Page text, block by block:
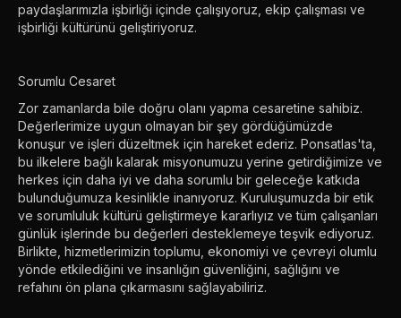
paydaşlarımızla işbirliği içinde çalışıyoruz, ekip çalışması ve
işbirliği kültürünü geliştiriyoruz.
Sorumlu Cesaret
Zor zamanlarda bile doğru olanı yapma cesaretine sahibiz.
Değerlerimize uygun olmayan bir şey gördüğümüzde
konuşur ve işleri düzeltmek için hareket ederiz. Ponsatlas'ta,
bu ilkelere bağlı kalarak misyonumuzu yerine getirdiğimize ve
herkes için daha iyi ve daha sorumlu bir geleceğe katkıda
bulunduğumuza kesinlikle inanıyoruz. Kuruluşumuzda bir etik
ve sorumluluk kültürü geliştirmeye kararlıyız ve tüm çalışanları
günlük işlerinde bu değerleri desteklemeye teşvik ediyoruz.
Birlikte, hizmetlerimizin toplumu, ekonomiyi ve çevreyi olumlu
yönde etkilediğini ve insanlığın güvenliğini, sağlığını ve
refahını ön plana çıkarmasını sağlayabiliriz.